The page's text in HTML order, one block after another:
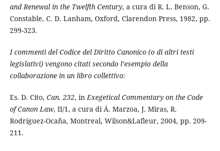
and Renewal in the Twelfth Century, a cura di R. L. Benson, G.
Constable, C. D. Lanham, Oxford, Clarendon Press, 1982, pp.
299-323.
I commenti del Codice del Diritto Canonico (o di altri testi
legislativi) vengono citati secondo l’esempio della
collaborazione in un libro collettivo:
Es. D. Cito, Can. 232, in Exegetical Commentary on the Code
of Canon Law, II/1, a cura di Á. Marzoa, J. Miras, R.
Rodríguez-Ocaña, Montreal, Wilson&Lafleur, 2004, pp. 209-
211.